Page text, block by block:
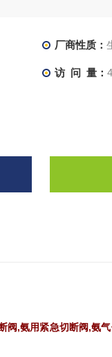
厂商性质：
访 问 量：
阀,氨用紧急切断阀,氨